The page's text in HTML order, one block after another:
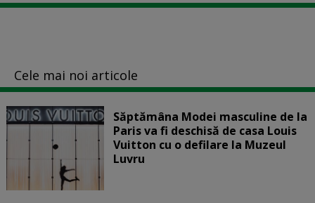
Cele mai noi articole
Săptămâna Modei masculine de la
Paris va fi deschisă de casa Louis
Vuitton cu o defilare la Muzeul
Luvru